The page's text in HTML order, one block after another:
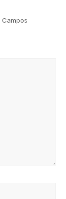
Campos